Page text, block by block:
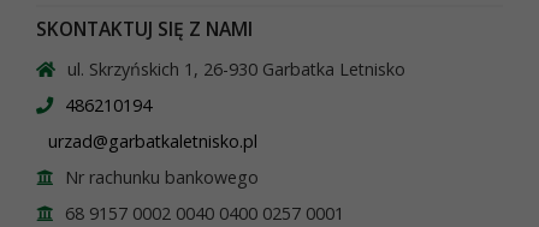
SKONTAKTUJ SIĘ Z NAMI
ul. Skrzyńskich 1, 26-930 Garbatka Letnisko
486210194
urzad@garbatkaletnisko.pl
Nr rachunku bankowego
68 9157 0002 0040 0400 0257 0001